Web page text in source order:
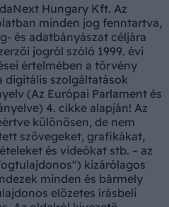
Hungary Kft. Az
minden jog fenntartva,
és adatbányászat céljára
jogról szóló 1999. évi
értelmében a törvény
digitális szolgáltatások
(Az Európai Parlament és
4. cikke alapján! Az
különösen, de nem
szövegeket, grafikákat,
és videókat stb. – az
kizárólagos
minden és bármely
előzetes írásbeli